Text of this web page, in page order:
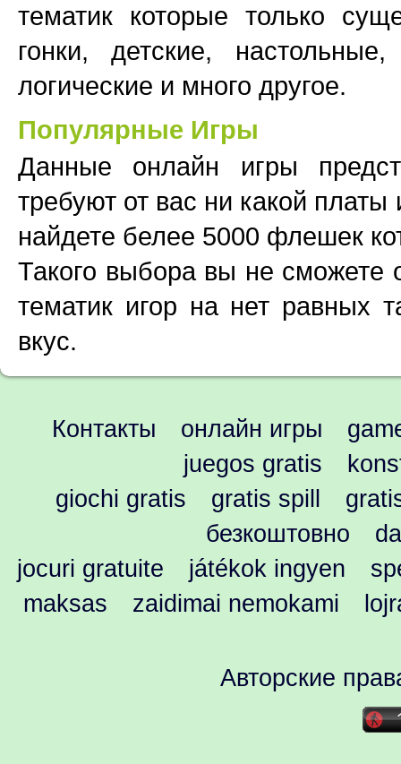
тематик которые только
гонки, детские,
логические и много другое.
Популярные Игры
Данные онлайн игры
требуют от вас ни какой
найдете белее 5000 флешек
Такого выбора вы не сможете
тематик игор на нет равных
вкус.
Контакты онлайн игры
juegos gratis
giochi gratis
gratis spill
безкоштовно
jocuri gratuite
játékok ingyen
maksas
zaidimai nemokami
Авторские